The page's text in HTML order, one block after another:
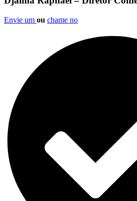
Envie um ou chame no